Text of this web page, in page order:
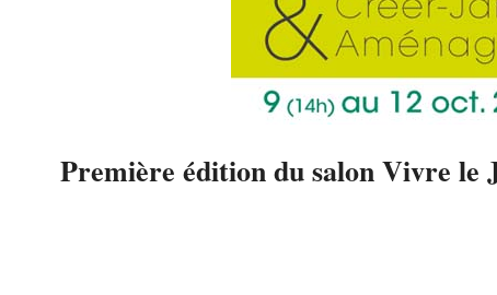
Première édition du salon Vivre le